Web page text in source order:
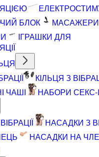
БЛОК
ІГРАШКИ ДЛЯ
КІЛЬЦЯ З
ЧАШІ
НАБОРИ СЕКС-
НАСАДКИ З
НАСАДКИ НА